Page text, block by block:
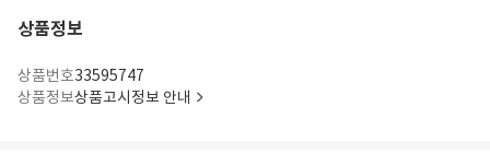
상품정보
상품번호33595747
상품정보상품고시정보 안내